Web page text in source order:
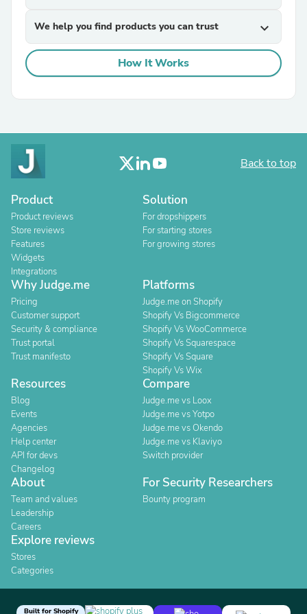
We help you find products you can trust expand_more
How It Works
Back to top
Product
Product reviews
Store reviews
Features
Widgets
Integrations
Solution
For dropshippers
For starting stores
For growing stores
Why Judge.me
Pricing
Customer support
Security & compliance
Trust portal
Trust manifesto
Platforms
Judge.me on Shopify
Shopify Vs Bigcommerce
Shopify Vs WooCommerce
Shopify Vs Squarespace
Shopify Vs Square
Shopify Vs Wix
Resources
Blog
Events
Agencies
Help center
API for devs
Changelog
Compare
Judge.me vs Loox
Judge.me vs Yotpo
Judge.me vs Okendo
Judge.me vs Klaviyo
Switch provider
About
Team and values
Leadership
Careers
For Security Researchers
Bounty program
Explore reviews
Stores
Categories
Built for Shopify